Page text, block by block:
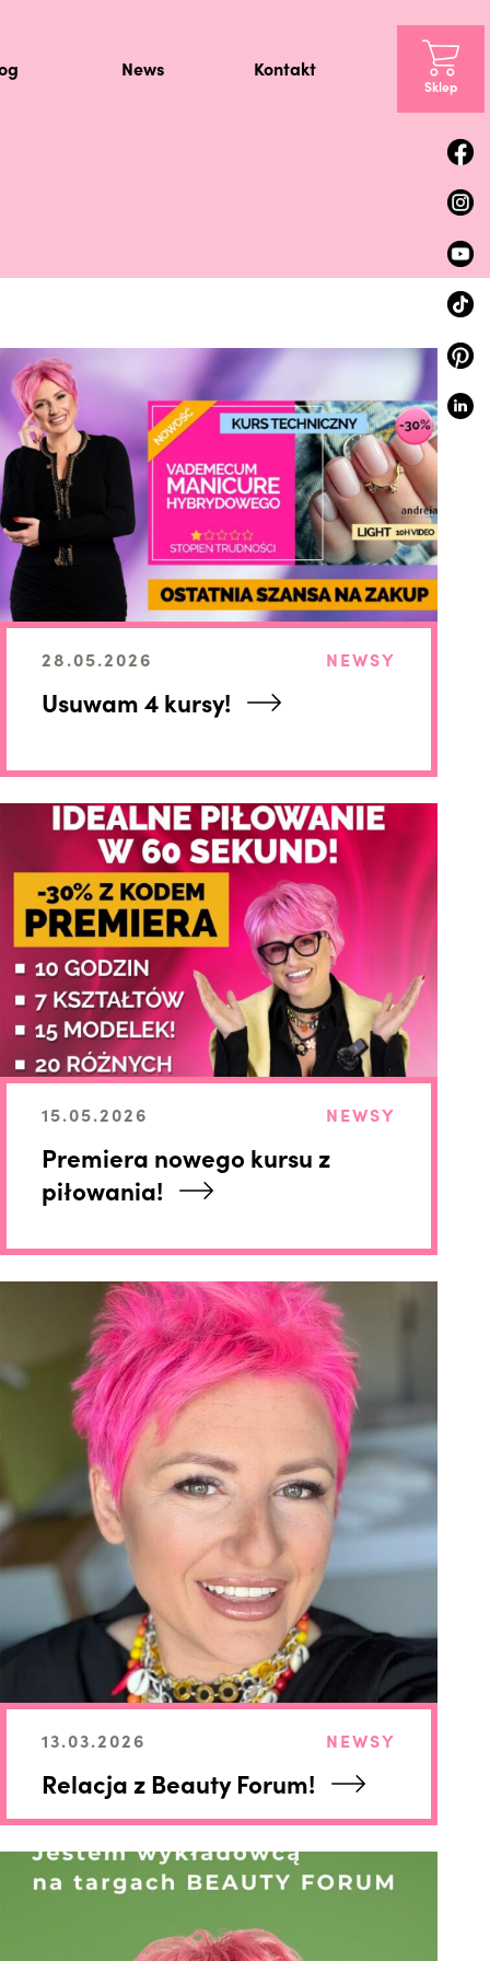
News Kontakt
Sklep
28.05.2026 NEWSY
Usuwam 4 kursy!
15.05.2026 NEWSY
Premiera nowego kursu z
piłowania!
13.03.2026 NEWSY
Relacja z Beauty Forum!